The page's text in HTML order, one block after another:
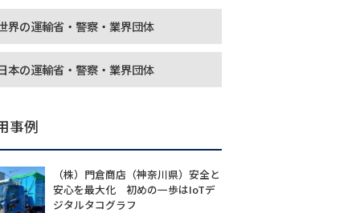
界の運輸省・警察・業界団体
本の運輸省・警察・業界団体
事例
（株）門倉商店（神奈川県）安全と
安心を最大化 初めの一歩はIoTデ
ジタルタコグラフ